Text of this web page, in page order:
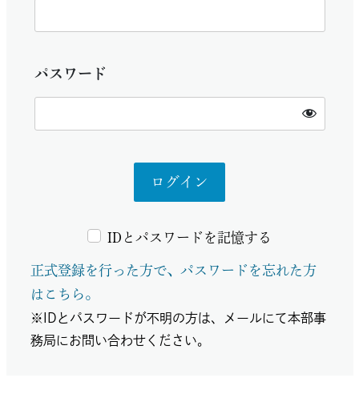
パスワード
IDとパスワードを記憶する
正式登録を行った方で、パスワードを忘れた方
はこちら。
※IDとパスワードが不明の方は、メールにて本部事
務局にお問い合わせください。